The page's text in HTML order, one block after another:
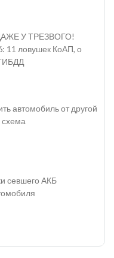
У ТРЕЗВОГО!
11 ловушек КоАП, о
автомобиль от другой
севшего АКБ